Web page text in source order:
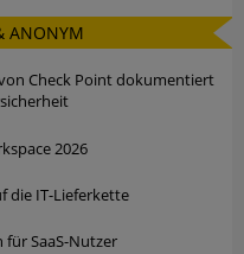
ANONYM
Check Point dokumentiert
2026
die IT-Lieferkette
für SaaS-Nutzer